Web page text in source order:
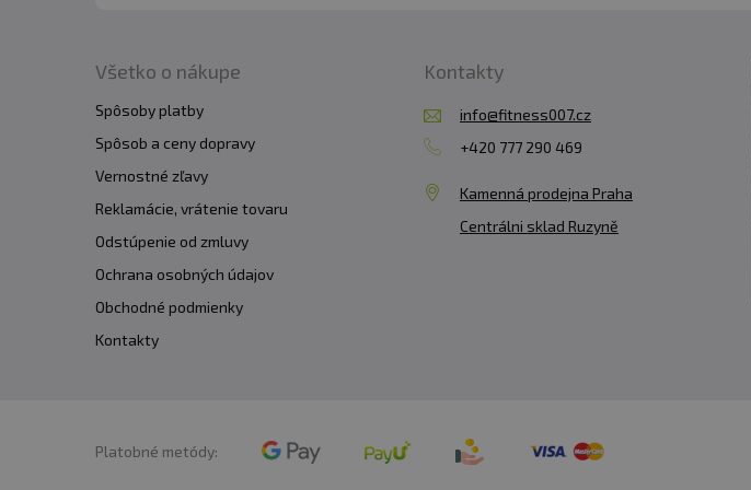
pred mrazom. Výrobca, ani predajca neručí za vady
Upozornenie pre alergikov:Alergény v zložení
Všetko o nákupe
Spôsoby platby
Spôsob a ceny dopravy
Vernostné zľavy
Reklamácie, vrátenie tovaru
Odstúpenie od zmluvy
Ochrana osobných údajov
Obchodné podmienky
Kontakty
Kontakty
info@fitness007.cz
+420 777 290 469
Kamenná prodejna Praha
Centrálni sklad Ruzyně
Platobné metódy: